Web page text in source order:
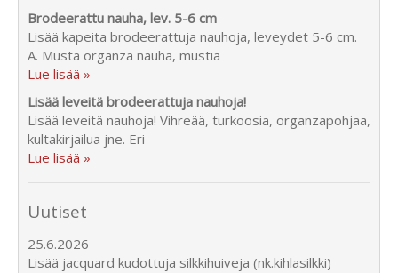
Brodeerattu nauha, lev. 5-6 cm
Lisää kapeita brodeerattuja nauhoja, leveydet 5-6 cm.
A. Musta organza nauha, mustia
Lue lisää »
Lisää leveitä brodeerattuja nauhoja!
Lisää leveitä nauhoja! Vihreää, turkoosia, organzapohjaa,
kultakirjailua jne. Eri
Lue lisää »
Uutiset
25.6.2026
Lisää jacquard kudottuja silkkihuiveja (nk.kihlasilkki)